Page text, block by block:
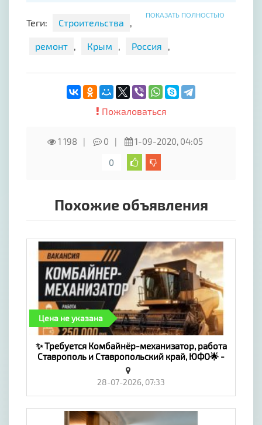
ПОКАЗАТЬ ПОЛНОСТЬЮ
Теги: Строительства ,
ремонт , Крым , Россия ,
Пожаловаться
1 198 0
1-09-2020, 04:05
0
Похожие объявления
Цена не указана
✨ Требуется Комбайнёр-механизатор, работа
Ставрополь и Ставропольский край, ЮФО🌟 -
«Работа»
28-07-2026, 07:33